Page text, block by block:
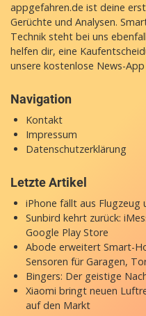
appgefahren.de ist deine
Gerüchte und Analysen.
Technik steht bei uns
helfen dir, eine
unsere kostenlose News-App
Navigation
Kontakt
Impressum
Datenschutzerklärung
Letzte Artikel
iPhone fällt aus
Sunbird kehrt zurück:
Google Play Store
Abode erweitert Smart-
Sensoren für Garagen,
Bingers: Der geistige
Xiaomi bringt neuen
auf den Markt